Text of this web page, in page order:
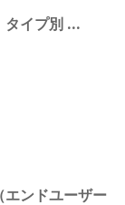
イプ別 ...
エンドユーザー